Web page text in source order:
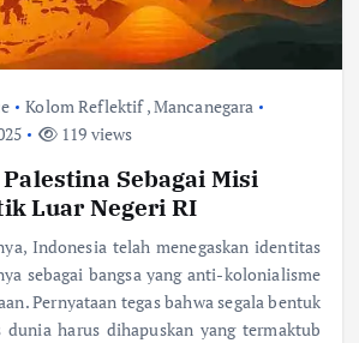
Kolom Reflektif,Mancanegara
119 views
Sebagai Misi
Luar Negeri RI
Indonesia telah menegaskan identitas
sebagai bangsa yang anti-kolonialisme
Pernyataan tegas bahwa segala bentuk
harus dihapuskan yang termaktub